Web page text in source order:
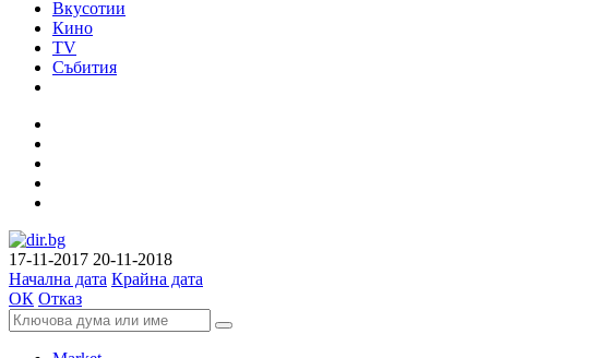
Вкусотии
Кино
TV
Събития
17-11-2017 20-11-2018
Начална дата Крайна дата
ОК Отказ